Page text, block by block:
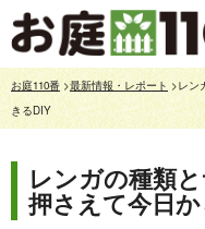
お庭110番>最新情報・レポート >レン
きるDIY
レンガの種類
押さえて今日